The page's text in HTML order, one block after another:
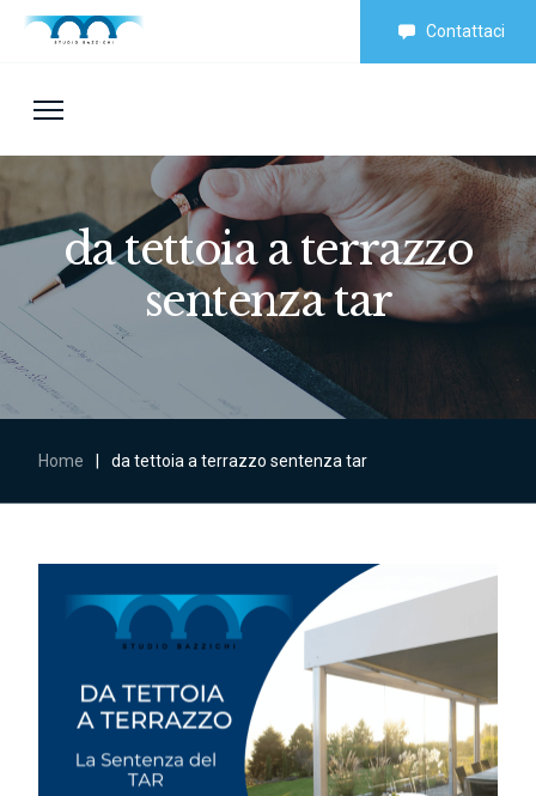
Contattaci
da tettoia a terrazzo
sentenza tar
Home da tettoia a terrazzo sentenza tar